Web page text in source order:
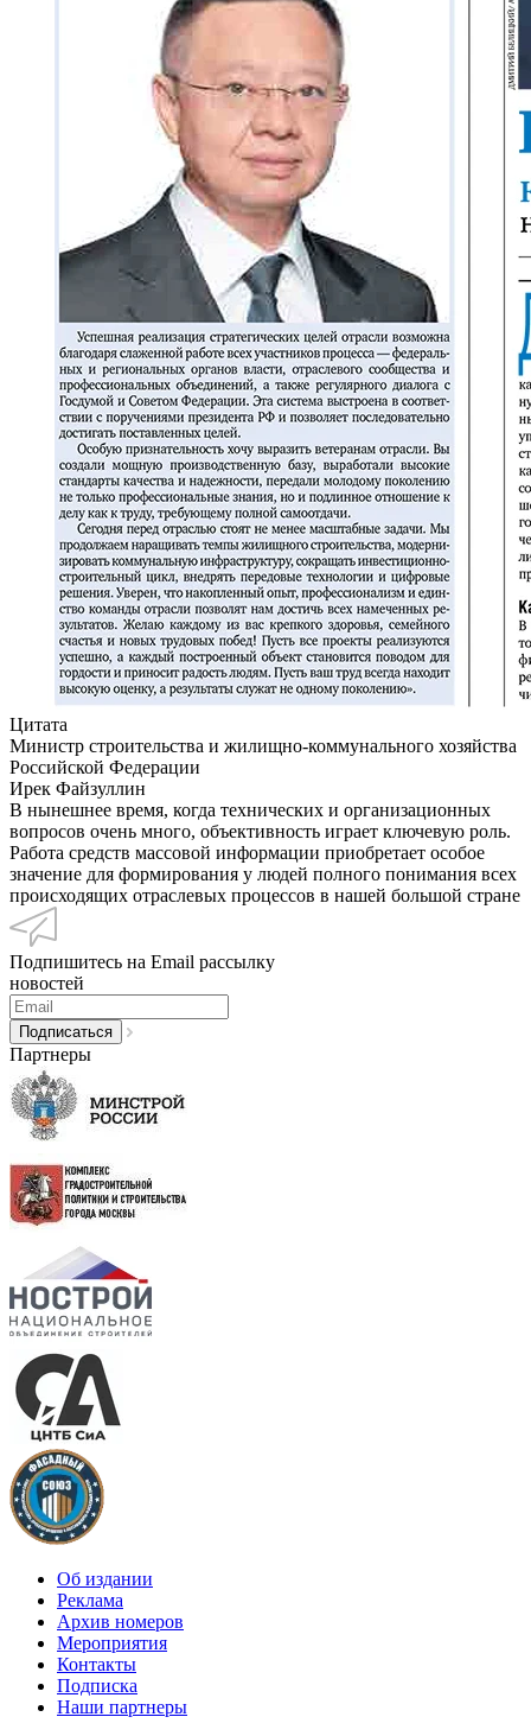
Цитата
Министр строительства и жилищно-коммунального хозяйства
Российской Федерации
Ирек Файзуллин
В нынешнее время, когда технических и организационных
вопросов очень много, объективность играет ключевую роль.
Работа средств массовой информации приобретает особое
значение для формирования у людей полного понимания всех
происходящих отраслевых процессов в нашей большой стране
Подпишитесь на Email рассылку
новостей
Партнеры
Об издании
Реклама
Архив номеров
Мероприятия
Контакты
Подписка
Наши партнеры